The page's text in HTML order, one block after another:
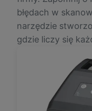
błędach w
narzędzie
gdzie liczy się